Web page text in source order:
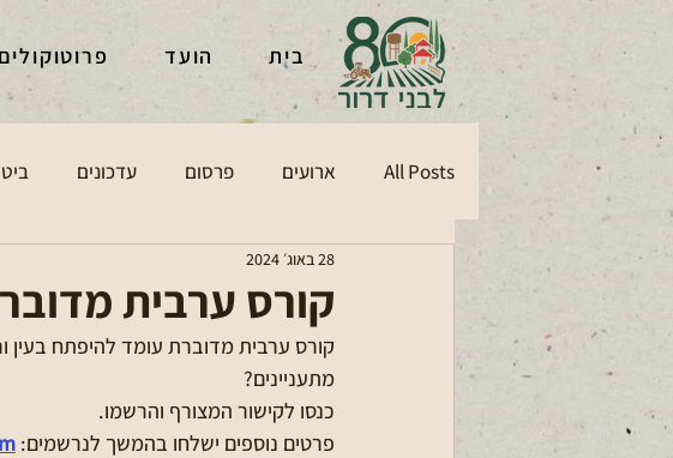
בית הועד פרוטוקולים
All Posts ארועים פרסום עדכונים
קורס ערבית
28 באוג׳ 2024
קורס ערבית מדוברת עומד להיפתח בעין
מתעניינים?
כנסו לקישור המצורף והרשמו.
פרטים נוספים ישלחו בהמשך לנרשמים: